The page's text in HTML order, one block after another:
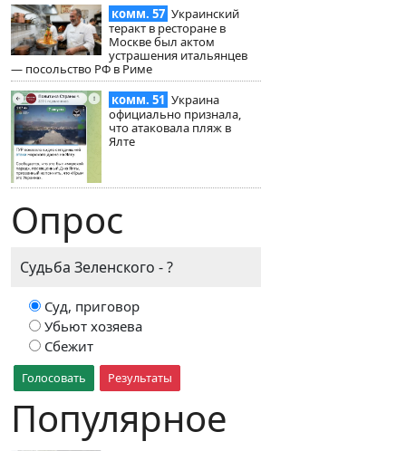
комм. 57 Украинский
теракт в ресторане в
Москве был актом
устрашения итальянцев
— посольство РФ в Риме
комм. 51 Украина
официально признала,
что атаковала пляж в
Ялте
Опрос
Судьба Зеленского - ?
Суд, приговор
Убьют хозяева
Сбежит
Голосовать Результаты
Популярное